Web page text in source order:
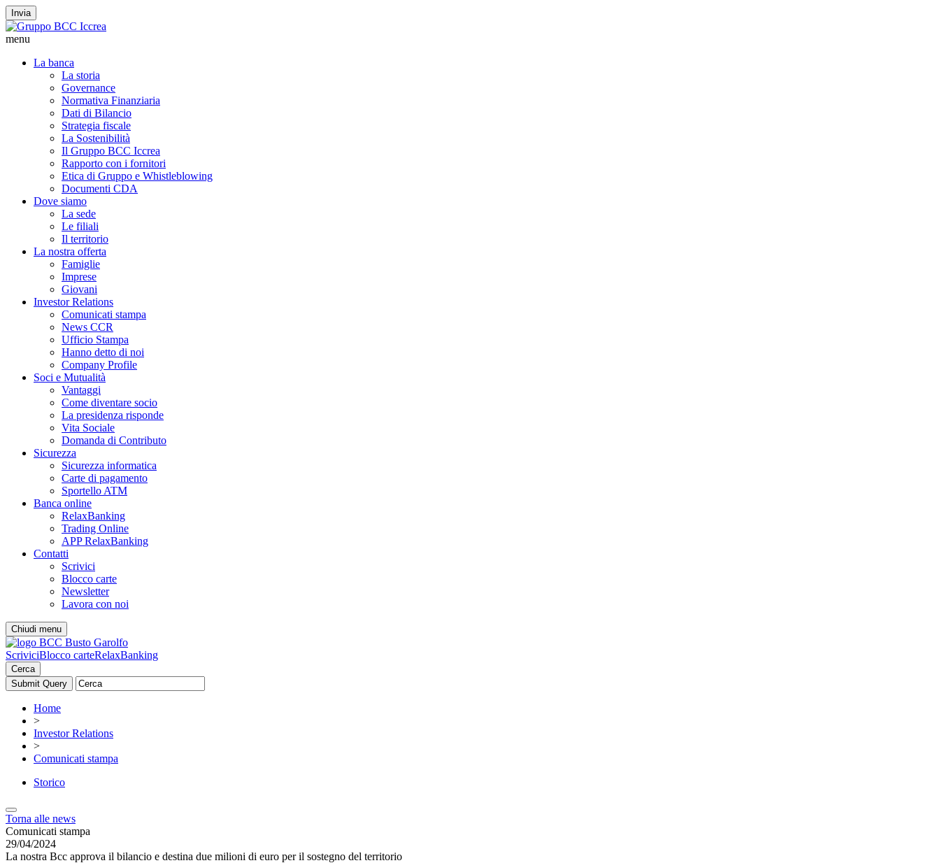
Invia
menu
La banca
La storia
Governance
Normativa Finanziaria
Dati di Bilancio
Strategia fiscale
La Sostenibilità
Il Gruppo BCC Iccrea
Rapporto con i fornitori
Etica di Gruppo e Whistleblowing
Documenti CDA
Dove siamo
La sede
Le filiali
Il territorio
La nostra offerta
Famiglie
Imprese
Giovani
Investor Relations
Comunicati stampa
News CCR
Ufficio Stampa
Hanno detto di noi
Company Profile
Soci e Mutualità
Vantaggi
Come diventare socio
La presidenza risponde
Vita Sociale
Domanda di Contributo
Sicurezza
Sicurezza informatica
Carte di pagamento
Sportello ATM
Banca online
RelaxBanking
Trading Online
APP RelaxBanking
Contatti
Scrivici
Blocco carte
Newsletter
Lavora con noi
Chiudi menu
ScriviciBlocco carteRelaxBanking
Cerca
Home
>
Investor Relations
>
Comunicati stampa
Storico
Torna alle news
Comunicati stampa
29/04/2024
La nostra Bcc approva il bilancio e destina due milioni di euro per il sostegno del territorio